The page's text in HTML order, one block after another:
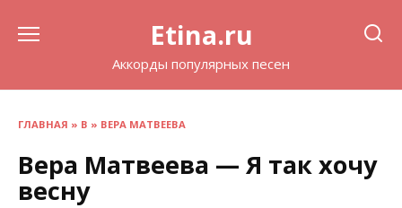
Etina.ru
Аккорды популярных песен
ГЛАВНАЯ » В » ВЕРА МАТВЕЕВА
Вера Матвеева — Я так хочу
весну